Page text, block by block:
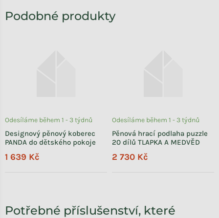
Designový pěnový koberec
PANDA do dětského pokoje
Odesíláme během 1 - 3 týdnů
1 639 Kč
Pěnová hrací podlaha puzzle
20 dílů TLAPKA A MEDVĚD
Odesíláme během 1 - 3 týdnů
2 730 Kč
Potřebné příslušenství, které